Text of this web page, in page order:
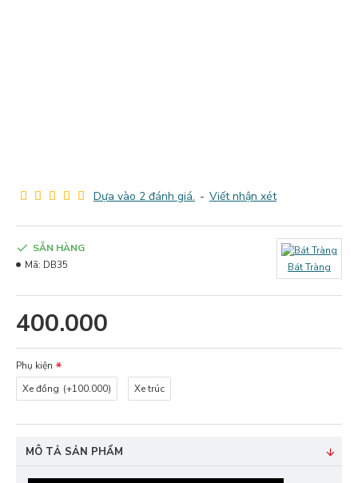
Dựa vào 2 đánh giá. - Viết nhận xét
400.000
SẴN HÀNG
Mã: DB35 Bát Tràng
Phụ kiện
Xe đồng (+100.000) Xe trúc
MÔ TẢ SẢN PHẨM